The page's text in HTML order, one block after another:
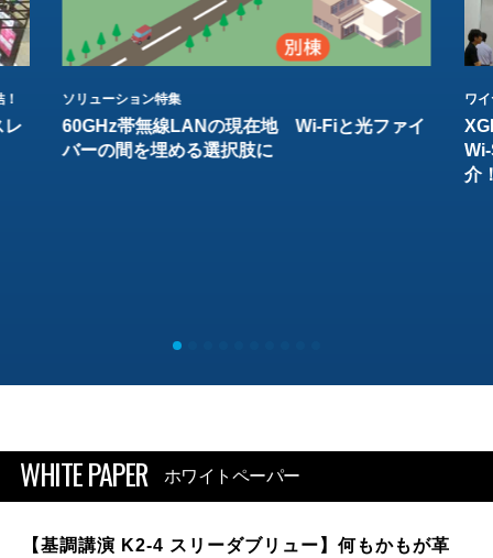
レ
ソリューション特集
60GHz帯無線LANの現在地 Wi-Fiと光ファイ
バーの間を埋める選択肢に
ワ
介
WHITE PAPER ホワイトペーパー
【基調講演 K2-4 スリーダブリュー】何もかもが革